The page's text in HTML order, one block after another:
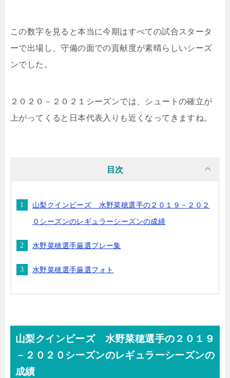
この数字を見ると本当に今期はすべての試合スタータ
ーで出場し、守備の面での貢献度が素晴らしいシーズ
ンでした。
２０２０－２０２１シーズンでは、シュートの確立が
上がってくると日本代表入りも近くなってきますね。
目次
山梨クインビーズ 水野菜穂選手の２０１９－２０２
０シーズンのレギュラーシーズンの成績
水野菜穂選手厳選プレー集
水野菜穂選手厳選フォト
山梨クインビーズ 水野菜穂選手の２０１９
－２０２０シーズンのレギュラーシーズンの
成績